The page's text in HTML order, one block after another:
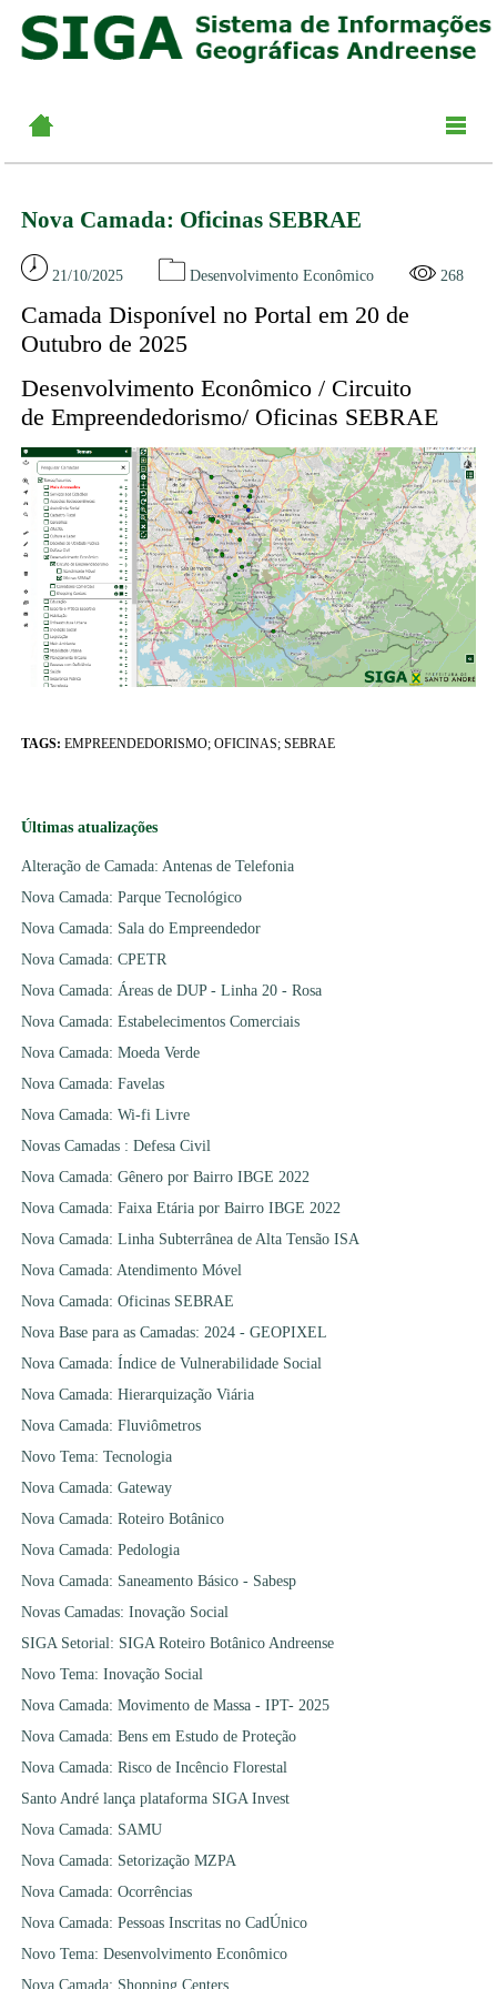
Nova Camada: Oficinas SEBRAE
21/10/2025 Desenvolvimento Econômico 268
Camada Disponível no Portal em 20 de
Outubro de 2025
Desenvolvimento Econômico / Circuito
de Empreendedorismo/ Oficinas SEBRAE
TAGS: EMPREENDEDORISMO; OFICINAS; SEBRAE
Últimas atualizações
Alteração de Camada: Antenas de Telefonia
Nova Camada: Parque Tecnológico
Nova Camada: Sala do Empreendedor
Nova Camada: CPETR
Nova Camada: Áreas de DUP - Linha 20 - Rosa
Nova Camada: Estabelecimentos Comerciais
Nova Camada: Moeda Verde
Nova Camada: Favelas
Nova Camada: Wi-fi Livre
Novas Camadas : Defesa Civil
Nova Camada: Gênero por Bairro IBGE 2022
Nova Camada: Faixa Etária por Bairro IBGE 2022
Nova Camada: Linha Subterrânea de Alta Tensão ISA
Nova Camada: Atendimento Móvel
Nova Camada: Oficinas SEBRAE
Nova Base para as Camadas: 2024 - GEOPIXEL
Nova Camada: Índice de Vulnerabilidade Social
Nova Camada: Hierarquização Viária
Nova Camada: Fluviômetros
Novo Tema: Tecnologia
Nova Camada: Gateway
Nova Camada: Roteiro Botânico
Nova Camada: Pedologia
Nova Camada: Saneamento Básico - Sabesp
Novas Camadas: Inovação Social
SIGA Setorial: SIGA Roteiro Botânico Andreense
Novo Tema: Inovação Social
Nova Camada: Movimento de Massa - IPT- 2025
Nova Camada: Bens em Estudo de Proteção
Nova Camada: Risco de Incêncio Florestal
Santo André lança plataforma SIGA Invest
Nova Camada: SAMU
Nova Camada: Setorização MZPA
Nova Camada: Ocorrências
Nova Camada: Pessoas Inscritas no CadÚnico
Novo Tema: Desenvolvimento Econômico
Nova Camada: Shopping Centers